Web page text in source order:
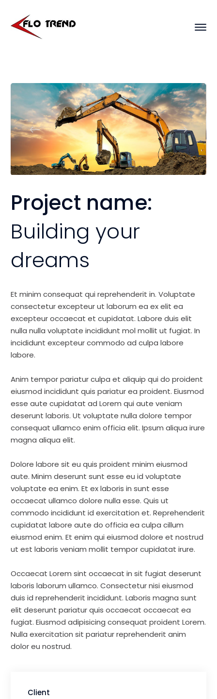
Project name:
Building your
dreams
Et minim consequat qui reprehenderit in. Voluptate
consectetur excepteur ut laborum ea ex elit ea
excepteur occaecat et cupidatat. Labore duis elit
nulla nulla voluptate incididunt mol mollit ut fugiat. In
incididunt excepteur commodo ad culpa labore
labore.
Anim tempor pariatur culpa et aliquip qui do proident
eiusmod incididunt quis pariatur ea proident. Eiusmod
esse aute cupidatat ad Lorem qui aute veniam
deserunt laboris. Ut voluptate nulla dolore tempor
consequat ullamco enim officia elit. Ipsum aliqua irure
magna aliqua elit.
Dolore labore sit eu quis proident minim eiusmod
aute. Minim deserunt sunt esse eu id voluptate
voluptate ea enim. Et ex laboris in sunt esse
occaecat ullamco dolore nulla esse. Quis ut
commodo incididunt id exercitation et. Reprehenderit
cupidatat labore aute do officia ea culpa cillum
eiusmod enim. Et enim qui eiusmod dolore et nostrud
ut est laboris veniam mollit tempor cupidatat irure.
Occaecat Lorem sint occaecat in sit fugiat deserunt
laboris laborum ullamco. Consectetur nisi eiusmod
duis id reprehenderit incididunt. Laboris magna sunt
elit deserunt pariatur quis occaecat occaecat ea
fugiat. Eiusmod adipisicing consequat proident Lorem.
Nulla exercitation sit pariatur reprehenderit anim
dolor eu nostrud.
Client